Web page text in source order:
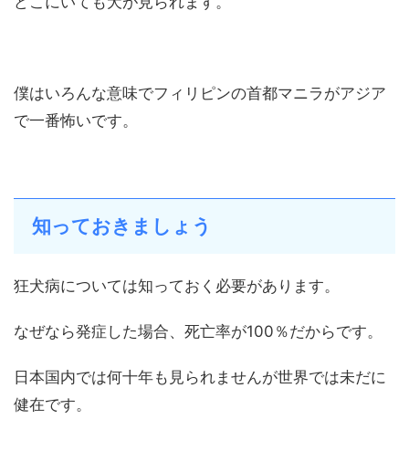
僕はいろんな意味でフィリピンの首都マニラがアジア
で一番怖いです。
知っておきましょう
狂犬病については知っておく必要があります。
なぜなら発症した場合、死亡率が100％だからです。
日本国内では何十年も見られませんが世界では未だに
健在です。